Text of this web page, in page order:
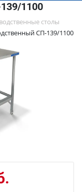
1100
столы
СП-139/1100